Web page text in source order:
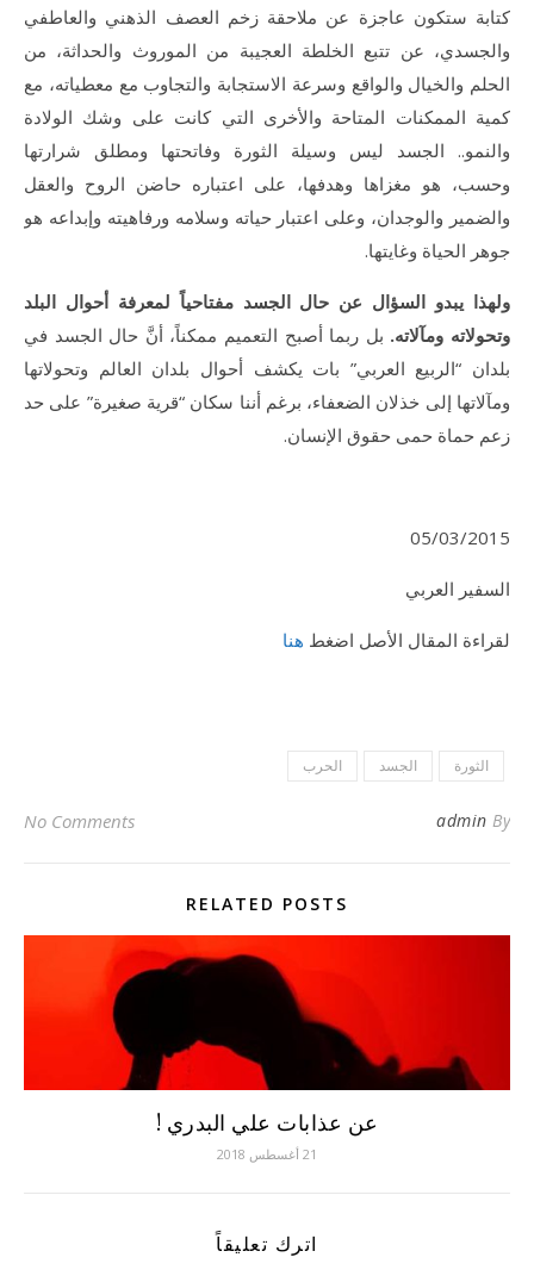
كتابة ستكون عاجزة عن ملاحقة زخم العصف الذهني والعاطفي
والجسدي، عن تتبع الخلطة العجيبة من الموروث والحداثة، من
الحلم والخيال والواقع وسرعة الاستجابة والتجاوب مع معطياته، مع
كمية الممكنات المتاحة والأخرى التي كانت على وشك الولادة
والنمو.. الجسد ليس وسيلة الثورة وفاتحتها ومطلق شرارتها
وحسب، هو مغزاها وهدفها، على اعتباره حاضن الروح والعقل
والضمير والوجدان، وعلى اعتبار حياته وسلامه ورفاهيته وإبداعه هو
جوهر الحياة وغايتها.
ولهذا يبدو السؤال عن حال الجسد مفتاحياً لمعرفة أحوال البلد
وتحولاته ومآلاته. بل ربما أصبح التعميم ممكناً، أنَّ حال الجسد في
بلدان “الربيع العربي” بات يكشف أحوال بلدان العالم وتحولاتها
ومآلاتها إلى خذلان الضعفاء، برغم أننا سكان “قرية صغيرة” على حد
زعم حماة حمى حقوق الإنسان.
05/03/2015
السفير العربي
لقراءة المقال الأصل اضغط هنا
الثورة الجسد الحرب
By
admin
No Comments
RELATED POSTS
عن عذابات علي البدري !
21 أغسطس 2018
اترك تعليقاً